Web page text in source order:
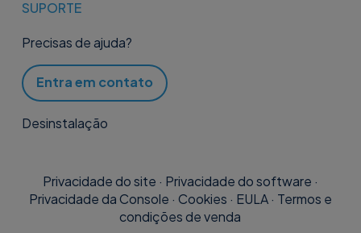
Se quiser adicionar
no nome do computador, pode
digitar #NOMEDOCOMPUTADOR#,
por exemplo "Portátil
Pode definir uma palavra-passe
individual secundária para o
msiexec.exe /i Supremo.msi
/qn TRANSFORMS="Supremo.mst"
Para saber como gerar o ficheiro .mst,
clique aqui
Note que se desejar utilizar a corda
gerada pela Console para a
distribuição em massa, deve inserir
SUPORTE
Precisas de ajuda?
Entra em contato
Desinstalação
Privacidade do site · Privacidade do software ·
Privacidade da Console · Cookies · EULA· Termos e
condições de venda